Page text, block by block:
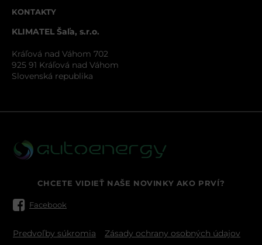
CHCETE VIDIEŤ NAŠE NOVINKY AKO PRVÍ?
Facebook
KONTAKTY
KLIMATEL Šaľa, s.r.o.
Kráľová nad Váhom 702
925 91 Kráľová nad Váhom
Slovenská republika
Predvoľby súkromia Zásady ochrany osobných údajov